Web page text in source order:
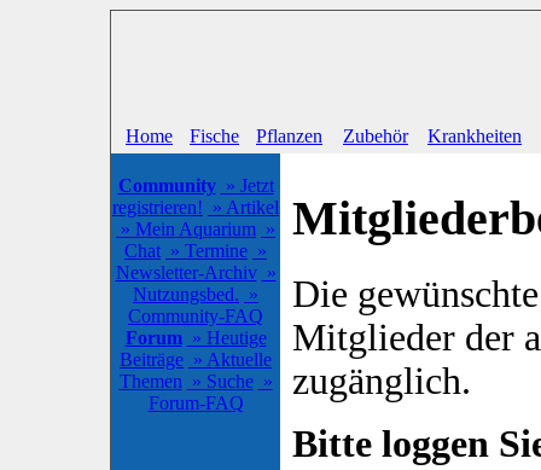
Home Fische Pflanzen Zubehör Krankheiten
Community » Jetzt
registrieren! » Artikel
» Mein Aquarium »
Chat » Termine »
Newsletter-Archiv »
Nutzungsbed. »
Community-FAQ
Forum » Heutige
Beiträge » Aktuelle
Themen » Suche »
Forum-FAQ
Die
Mitglieder der
zugänglich.
Bitte loggen